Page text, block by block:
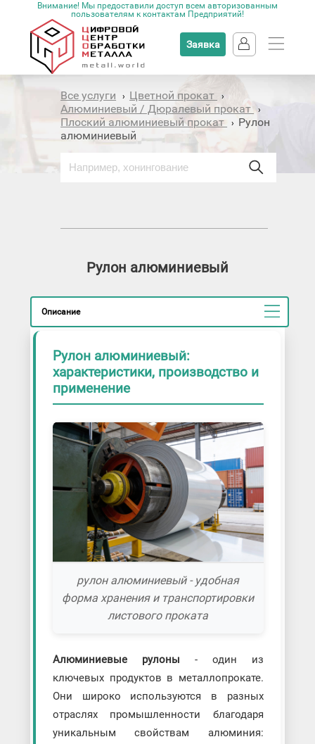
Внимание! Мы предоставили доступ всем авторизованным
пользователям к контактам Предприятий!
Заявка
Все услуги › Цветной прокат ›
Алюминиевый / Дюралевый прокат ›
Плоский алюминиевый прокат › Рулон
алюминиевый
Рулон алюминиевый
Описание
Рулон алюминиевый:
характеристики, производство и
применение
рулон алюминиевый - удобная
форма хранения и транспортировки
листового проката
Алюминиевые рулоны - один из
ключевых продуктов в металлопрокате.
Они широко используются в разных
отраслях промышленности благодаря
уникальным свойствам алюминия: